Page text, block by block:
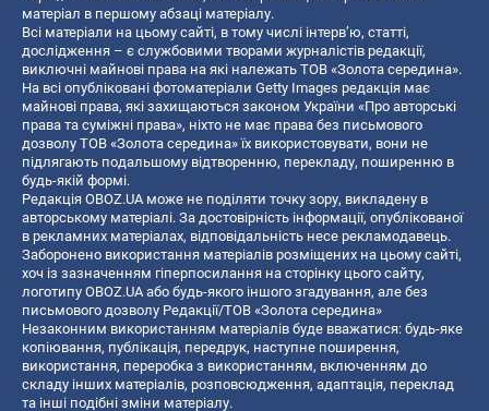
матеріал в першому абзаці матеріалу.
Всі матеріали на цьому сайті, в тому числі інтерв’ю, статті,
дослідження – є службовими творами журналістів редакції,
виключні майнові права на які належать ТОВ «Золота середина».
На всі опубліковані фотоматеріали Getty Images редакція має
майнові права, які захищаються законом України «Про авторські
права та суміжні права», ніхто не має права без письмового
дозволу ТОВ «Золота середина» їх використовувати, вони не
підлягають подальшому відтворенню, перекладу, поширенню в
будь-якій формі.
Редакція OBOZ.UA може не поділяти точку зору, викладену в
авторському матеріалі. За достовірність інформації, опублікованої
в рекламних матеріалах, відповідальність несе рекламодавець.
Заборонено використання матеріалів розміщених на цьому сайті,
хоч із зазначенням гіперпосилання на сторінку цього сайту,
логотипу OBOZ.UA або будь-якого іншого згадування, але без
письмового дозволу Редакції/ТОВ «Золота середина»
Незаконним використанням матеріалів буде вважатися: будь-яке
копiювання, публiкацiя, передрук, наступне поширення,
використання, переробка з використанням, включенням до
складу інших матеріалів, розповсюдження, адаптація, переклад
та інші подібні зміни матеріалу.